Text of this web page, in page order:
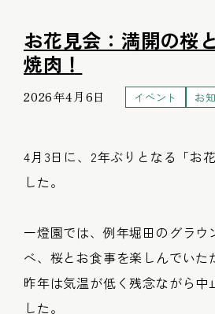
お花見会：満開の桜
焼肉！
2026年4月6日 イベント お
4月3日に、2年ぶりとなる「お
した。
一燈園では、例年堀田のグラウ
べ、桜とお食事を楽しんでいた
昨年は気温が低く残念ながら中
した。